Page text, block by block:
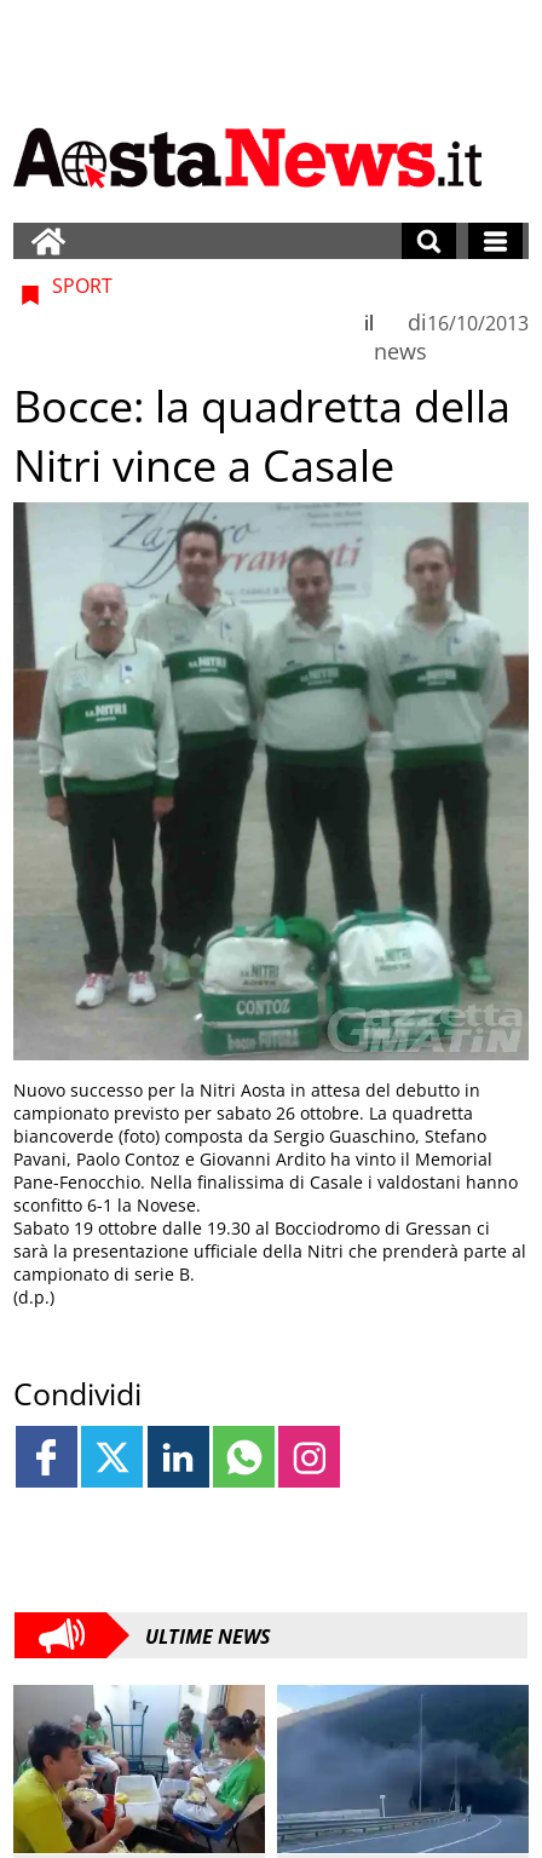
SPORT
di
news
il 16/10/2013
Bocce: la quadretta della
Nitri vince a Casale
Nuovo successo per la Nitri Aosta in attesa del debutto in
campionato previsto per sabato 26 ottobre. La quadretta
biancoverde (foto) composta da Sergio Guaschino, Stefano
Pavani, Paolo Contoz e Giovanni Ardito ha vinto il Memorial
Pane-Fenocchio. Nella finalissima di Casale i valdostani hanno
sconfitto 6-1 la Novese.
Sabato 19 ottobre dalle 19.30 al Bocciodromo di Gressan ci
sarà la presentazione ufficiale della Nitri che prenderà parte al
campionato di serie B.
(d.p.)
Condividi
ULTIME NEWS